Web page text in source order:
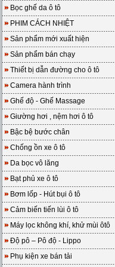
Bọc ghế da ô tô
PHIM CÁCH NHIỆT
Sản phẩm mới xuất hiện
Sản phẩm bán chạy
Thiết bị dẫn đường cho ô tô
Camera hành trình
Ghế độ - Ghế Massage
Giường hơi , nệm hơi ô tô
Bậc bệ bước chân
Chống ồn xe ô tô
Da bọc vô lăng
Bạt phủ xe ô tô
Bơm lốp - Hút bụi ô tô
Cảm biến tiến lùi ô tô
Máy lọc không khí, khử mùi ôtô
Độ pô – Pô độ - Lippo
Phụ kiện xe bán tải